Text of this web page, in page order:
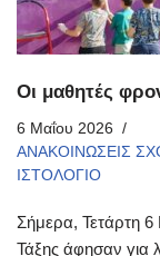
Οι μαθητές
6 Μαΐου 2026
ΑΝΑΚΟΙΝΩΣΕΙΣ
ΙΣΤΟΛΟΓΙΟ
Σήμερα, Τετάρτη 6
Τάξης άφησαν για